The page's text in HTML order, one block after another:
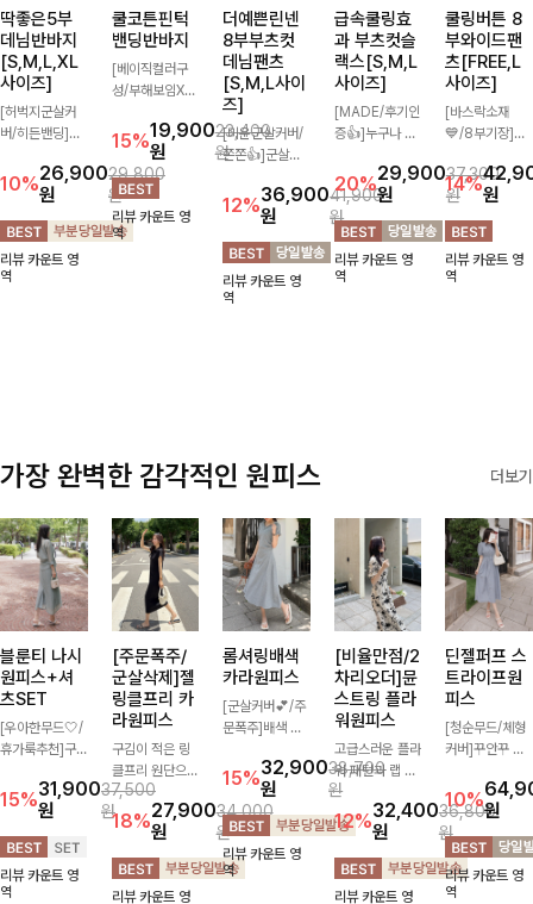
딱좋은5부
데님반바지
[S,M,L,XL
사이즈]
[허벅지군살커
버/히든밴딩]여
와이드핏과 부담
없는 5부 기장
으로 편안하게
즐기기 좋은 데
님 팬츠 ✨ 빈티
지한 워싱감이
10%26,900
원
29,800
원
리뷰 카운트 영
역
쿨코튼핀턱
밴딩반바지
[베이직컬러구
성/부해보임X]
지는 핏으로 편
안하면서도 멋스
럽게 입어지는
밴딩 반바지🤎
넉넉한 포켓 디
테일 더해져 데
15%19,900
원
23,400
원
리뷰 카운트 영
역
더예쁜린넨
8부부츠컷
데님팬츠
[S,M,L사이
즈]
[미운군살커버/
쫀쫀👍]군살을
부츠컷 핏에 발
목이 드러나는
8부 기장으로
다리를 슬림하고
길어보이게 만들
어주며 생지 소
12%36,900
원
41,900
원
리뷰 카운트 영
역
급속쿨링효
과 부츠컷슬
랙스[S,M,L
사이즈]
[MADE/후기인
증👍]누구나 갖
스:)베이직하지
만 부츠컷으로
이쁜 핏 연출은
물론,쫀쫀한 스
판끼로 하루종일
편안하게!
20%29,900
원
37,300
원
리뷰 카운트 영
역
쿨링버튼 8
부와이드팬
츠[FREE,L
사이즈]
[바스락소재
💙/8부기장]사
일이 은은한 포
인트가 되어주는
와이드 팬츠입니
다. 여유롭게 떨
어지는 실루엣과
가볍게 바스락거
14%원
리뷰 카운트 영
역
가장 완벽한 감각적인 원피스 더보기
블룬티 나시
원피스+셔
츠SET
[우아한무드🤍/
휴가룩추천]구
소재의 나시원피
스+셔츠 조합으
로 코디 걱정없
이 여성스럽고
편안하게 즐길
수 있는 아이템
15%31,900
원
37,500
원
리뷰 카운트 영
역
[주문폭주/
군살삭제]젤
링클프리 카
라원피스
구김이 적은 링
클프리 원단으로
항상 깔끔하게
착용 가능하며
일자로 떨어지는
넉넉한 핏으로
군살을 완벽히
커버해주는 원피
18%27,900
원
34,000
원
리뷰 카운트 영
롬셔링배색
카라원피스
[군살커버💕/주
문폭주]배색 카
패턴으로 캐주얼
한 무드를 더한
롱 원피스 🖤 셔
링 디테일과 쫀
쫀한 스판 소재
로 편안하면서도
15%32,900
원
38,700
원
리뷰 카운트 영
역
[비율만점/2
차리오더]뮨
스트링 플라
워원피스
고급스러운 플라
워 패턴과 랩 디
자인으로 여성스
러우면서 세련된
분위기를 더해주
며 스트링이 내
장되어있어 슬림
하게 핏을 조절
12%32,400
원
36,800
원
리뷰 카운트 영
딘젤퍼프 스
트라이프원
피스
[청순무드/체형
커버]꾸안꾸 무
볍고 산뜻한 착
용감으로 여름
내내 손이 자주
가는 원피스예
요- 은은한 스트
라이프 패턴과
10%원
리뷰 카운트 영
역